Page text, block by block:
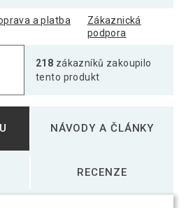
a platba
Zákaznická
podpora
218 zákazníků zakoupilo
tento produkt
NÁVODY A ČLÁNKY
RECENZE